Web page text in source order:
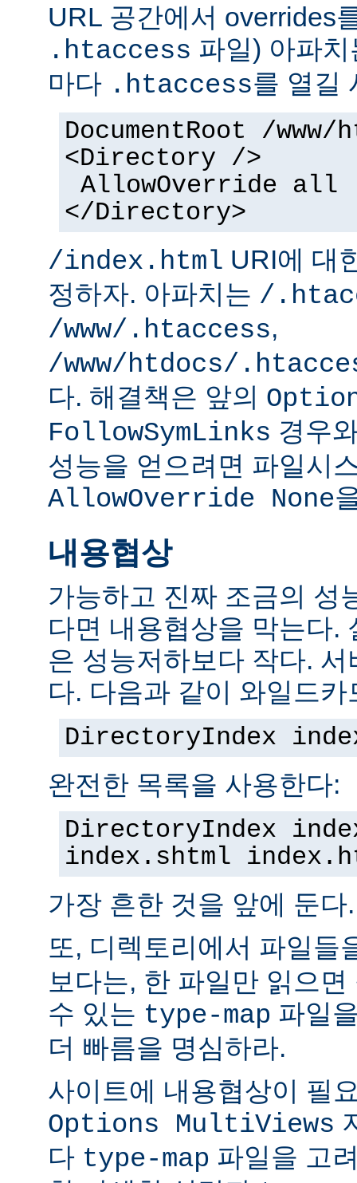
URL 공간에서 overrides
.htaccess 파일) 아파
마다 .htaccess를 열길
DocumentRoot /www/
<Directory />
AllowOverride all
</Directory>
/index.html URI에 대
정하자. 아파치는 /
/www/.htaccess,
/www/htdocs/
다. 해결책은 앞의
FollowSymLinks 경우
성능을 얻으려면 파일시
AllowOverride None
내용협상
가능하고 진짜 조금의 성
다면 내용협상을 막는다.
은 성능저하보다 작다.
다. 다음과 같이 와일드
DirectoryIndex
완전한 목록을 사용한다:
DirectoryIndex
index.shtml
가장 흔한 것을 앞에 둔다.
또, 디렉토리에서 파일들
보다는, 한 파일만 읽으
수 있는 type-map 파일
더 빠름을 명심하라.
사이트에 내용협상이 필
Options MultiViews
다 type-map 파일을 고